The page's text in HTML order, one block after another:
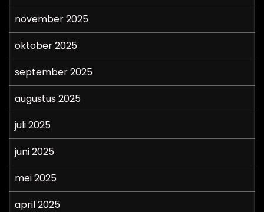
november 2025
oktober 2025
september 2025
augustus 2025
juli 2025
juni 2025
mei 2025
april 2025